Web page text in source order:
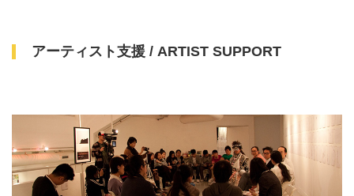
アーティスト支援 / ARTIST SUPPORT